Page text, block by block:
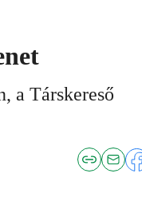
a Társkereső